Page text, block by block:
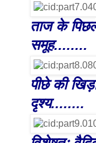
ताज के
समूह........
पीछे की
दृश्य........